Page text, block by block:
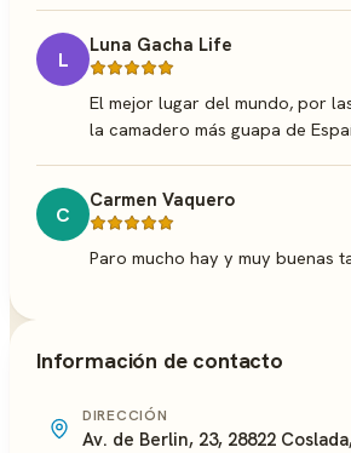
L
Luna Gacha Life
El mejor lugar del mundo, por
la camadero más guapa de
C
Carmen Vaquero
Paro mucho hay y muy buenas
Información de contacto
DIRECCIÓN
Av. de Berlin, 23, 28822